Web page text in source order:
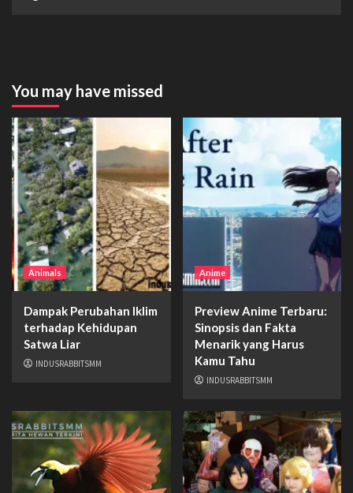
You may have missed
Animals
Dampak Perubahan Iklim
terhadap Kehidupan
Satwa Liar
INDUSRABBITSMM
Anime
Preview Anime Terbaru:
Sinopsis dan Fakta
Menarik yang Harus
Kamu Tahu
INDUSRABBITSMM